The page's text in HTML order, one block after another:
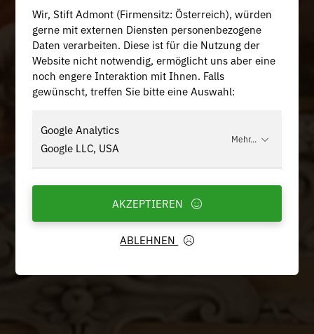
Wir, Stift Admont (Firmensitz: Österreich), würden
gerne mit externen Diensten personenbezogene
Daten verarbeiten. Diese ist für die Nutzung der
Website nicht notwendig, ermöglicht uns aber eine
noch engere Interaktion mit Ihnen. Falls
gewünscht, treffen Sie bitte eine Auswahl:
Google Analytics
Google LLC, USA
Mehr...
ABLEHNEN
AKZEPTIEREN